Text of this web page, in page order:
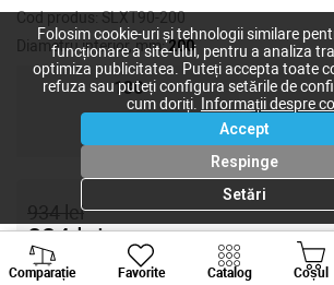
Cod produs:SLXT90-200
Diametru interior, mm:200
130
934lei
834lei
Comparație Favorite Catalog Coșul
Folosim cookie-uri și tehnologii similare
funcționare a site-ului, pentru a analiza
optimiza publicitatea. Puteți accepta toate
refuza sau puteți configura setările de
cum doriți.
Informații despre
Accept
Respinge
Setări